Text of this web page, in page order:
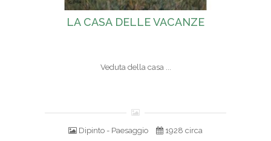
LA CASA DELLE VACANZE
Veduta della casa ...
Dipinto - Paesaggio 1928 circa